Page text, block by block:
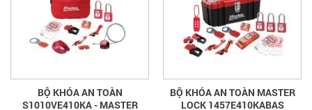
BỘ KHÓA AN TOÀN
S1010VE410KA - MASTER
BỘ KHÓA AN TOÀN MASTER
LOCK 1457E410KABAS